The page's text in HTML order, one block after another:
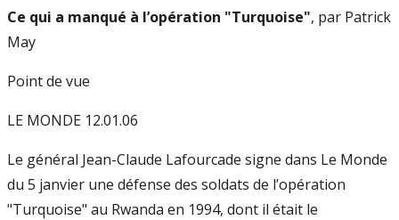
Ce qui a manqué à l’opération "Turquoise", par Patrick
May
Point de vue
LE MONDE 12.01.06
Le général Jean-Claude Lafourcade signe dans Le Monde
du 5 janvier une défense des soldats de l’opération
"Turquoise" au Rwanda en 1994, dont il était le